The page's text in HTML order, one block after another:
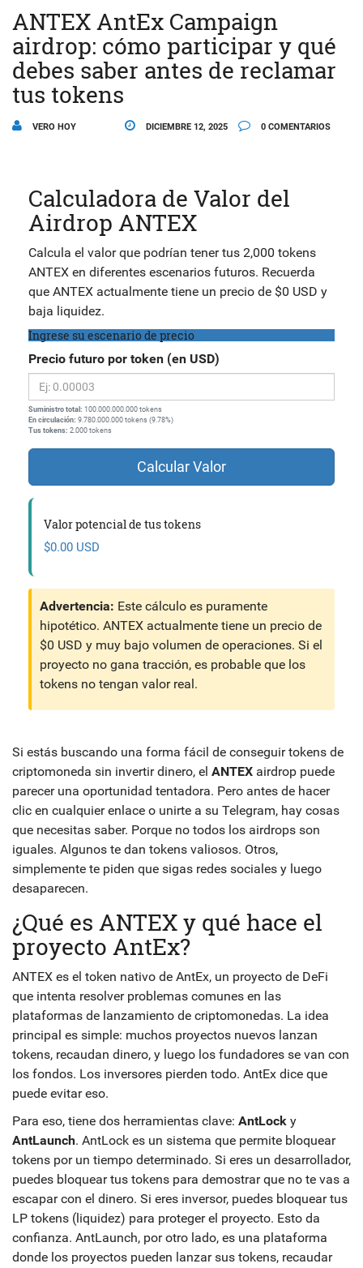
ANTEX AntEx Campaign
airdrop: cómo participar y qué
debes saber antes de reclamar
tus tokens
VERO HOY DICIEMBRE 12, 2025 0 COMENTARIOS
Calculadora de Valor del
Airdrop ANTEX
Calcula el valor que podrían tener tus 2,000 tokens
ANTEX en diferentes escenarios futuros. Recuerda
que ANTEX actualmente tiene un precio de $0 USD y
baja liquidez.
Ingrese su escenario de precio
Precio futuro por token (en USD)
Suministro total: 100.000.000.000 tokens
En circulación: 9.780.000.000 tokens (9.78%)
Tus tokens: 2.000 tokens
Calcular Valor
Valor potencial de tus tokens
$0.00 USD
Advertencia: Este cálculo es puramente
hipotético. ANTEX actualmente tiene un precio de
$0 USD y muy bajo volumen de operaciones. Si el
proyecto no gana tracción, es probable que los
tokens no tengan valor real.
Si estás buscando una forma fácil de conseguir tokens de
criptomoneda sin invertir dinero, el ANTEX airdrop puede
parecer una oportunidad tentadora. Pero antes de hacer
clic en cualquier enlace o unirte a su Telegram, hay cosas
que necesitas saber. Porque no todos los airdrops son
iguales. Algunos te dan tokens valiosos. Otros,
simplemente te piden que sigas redes sociales y luego
desaparecen.
¿Qué es ANTEX y qué hace el
proyecto AntEx?
ANTEX es el token nativo de AntEx, un proyecto de DeFi
que intenta resolver problemas comunes en las
plataformas de lanzamiento de criptomonedas. La idea
principal es simple: muchos proyectos nuevos lanzan
tokens, recaudan dinero, y luego los fundadores se van con
los fondos. Los inversores pierden todo. AntEx dice que
puede evitar eso.
Para eso, tiene dos herramientas clave: AntLock y
AntLaunch. AntLock es un sistema que permite bloquear
tokens por un tiempo determinado. Si eres un desarrollador,
puedes bloquear tus tokens para demostrar que no te vas a
escapar con el dinero. Si eres inversor, puedes bloquear tus
LP tokens (liquidez) para proteger el proyecto. Esto da
confianza. AntLaunch, por otro lado, es una plataforma
donde los proyectos pueden lanzar sus tokens, recaudar